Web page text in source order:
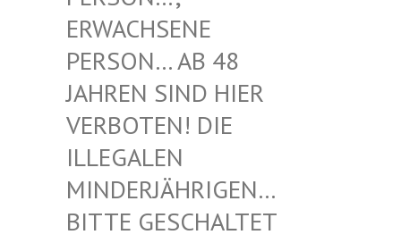
ENE PERSON…
AB 48 JAHREN
SIND HIER VERBOTE
N! DIE ILLEGAL
EN MINDERJ
ÄHRIGEN… BITTE G
ESCHALTET LASSEN!